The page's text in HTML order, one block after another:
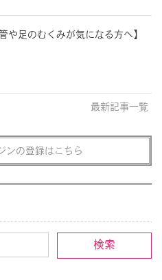
や足のむくみが気になる方へ】
最新記事一覧
ンの登録はこちら